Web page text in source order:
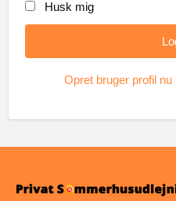
Husk mig
Opret bruger profil nu|